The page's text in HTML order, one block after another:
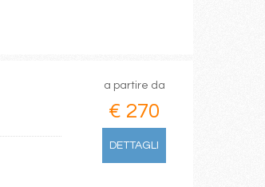
a partire da
€ 270
DETTAGLI